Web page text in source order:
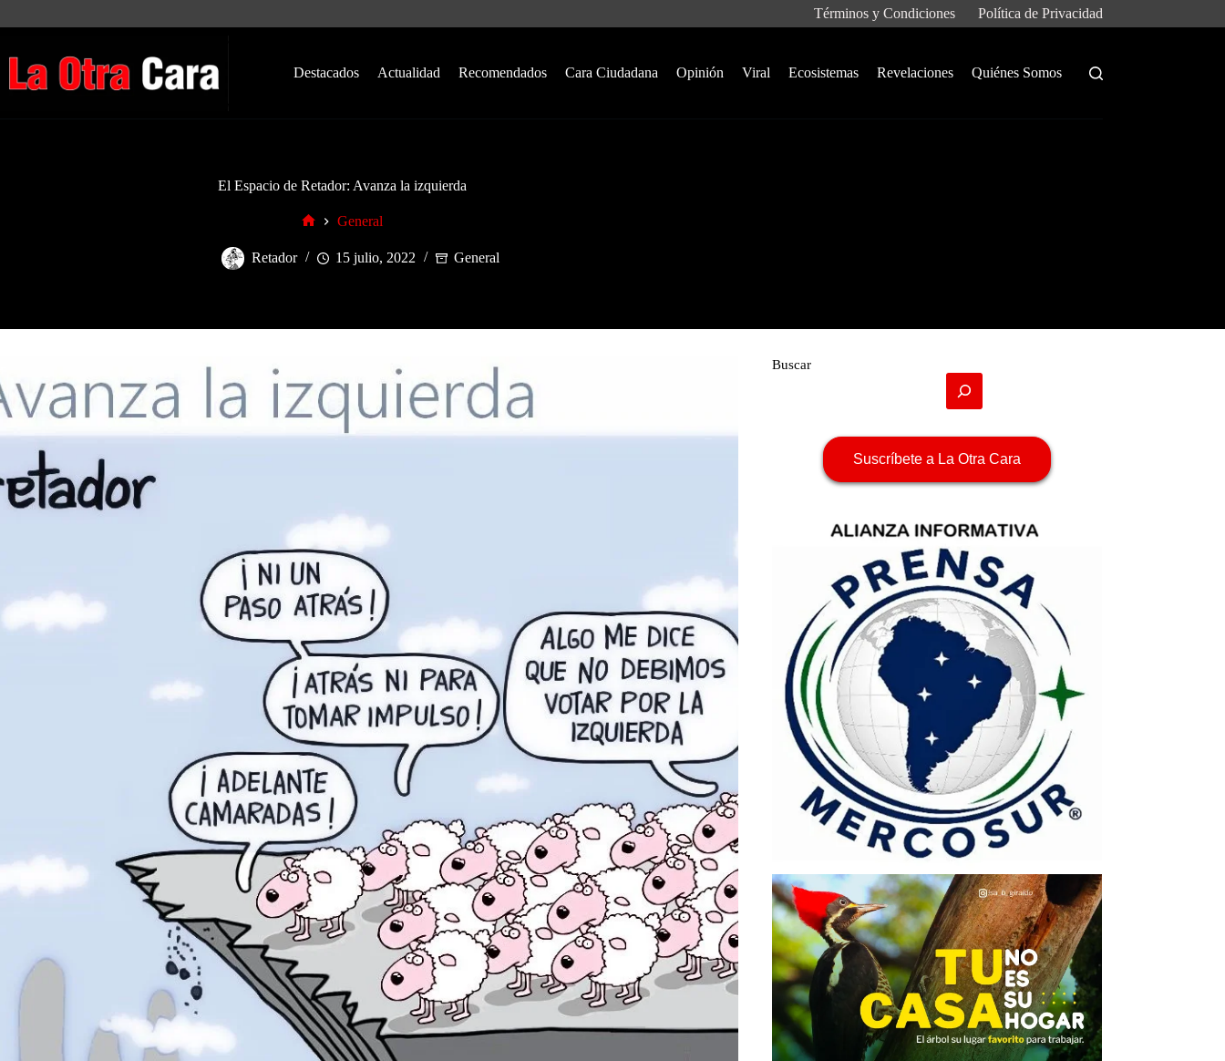
Términos y Condiciones Política de Privacidad
Destacados Actualidad Recomendados Cara Ciudadana Opinión Viral Ecosistemas Revelaciones Quiénes Somos
El Espacio de Retador: Avanza la izquierda
General
Retador 15 julio, 2022 General
Buscar
Suscríbete a La Otra Cara